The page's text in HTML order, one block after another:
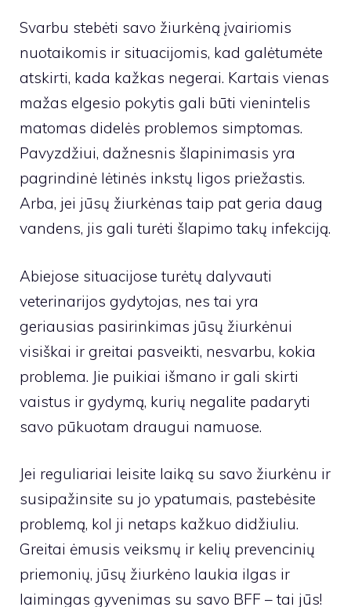
Svarbu stebėti savo žiurkėną įvairiomis
nuotaikomis ir situacijomis, kad galėtumėte
atskirti, kada kažkas negerai. Kartais vienas
mažas elgesio pokytis gali būti vienintelis
matomas didelės problemos simptomas.
Pavyzdžiui, dažnesnis šlapinimasis yra
pagrindinė lėtinės inkstų ligos priežastis.
Arba, jei jūsų žiurkėnas taip pat geria daug
vandens, jis gali turėti šlapimo takų infekciją.
Abiejose situacijose turėtų dalyvauti
veterinarijos gydytojas, nes tai yra
geriausias pasirinkimas jūsų žiurkėnui
visiškai ir greitai pasveikti, nesvarbu, kokia
problema. Jie puikiai išmano ir gali skirti
vaistus ir gydymą, kurių negalite padaryti
savo pūkuotam draugui namuose.
Jei reguliariai leisite laiką su savo žiurkėnu ir
susipažinsite su jo ypatumais, pastebėsite
problemą, kol ji netaps kažkuo didžiuliu.
Greitai ėmusis veiksmų ir kelių prevencinių
priemonių, jūsų žiurkėno laukia ilgas ir
laimingas gyvenimas su savo BFF – tai jūs!